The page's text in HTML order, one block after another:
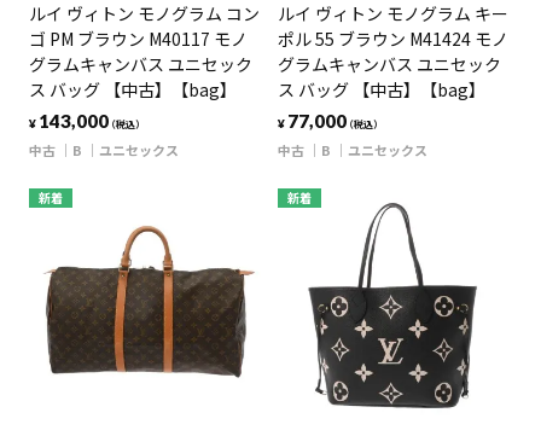
ルイ ヴィトン モノグラム コン
ゴ PM ブラウン M40117 モノ
グラムキャンバス ユニセック
ス バッグ 【中古】【bag】
¥ 143,000（税込）
中古 B ユニセックス
ルイ ヴィトン モノグラム キー
ポル 55 ブラウン M41424 モノ
グラムキャンバス ユニセック
ス バッグ 【中古】【bag】
¥ 77,000（税込）
中古 B ユニセックス
新着 新着